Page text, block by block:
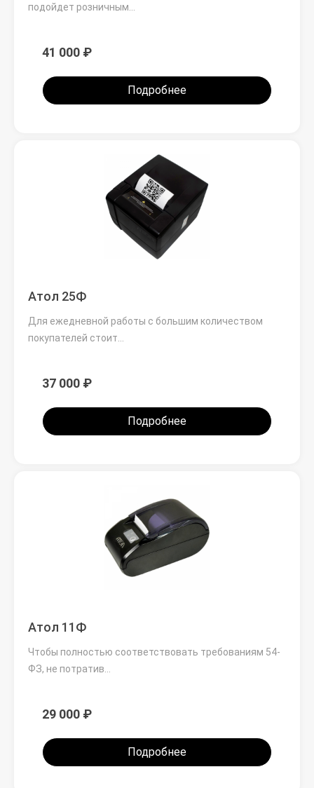
подойдет розничным…
41 000 ₽
Подробнее
Атол 25Ф
Для ежедневной работы с большим количеством
покупателей стоит…
37 000 ₽
Подробнее
Атол 11Ф
Чтобы полностью соответствовать требованиям 54-
ФЗ, не потратив…
29 000 ₽
Подробнее